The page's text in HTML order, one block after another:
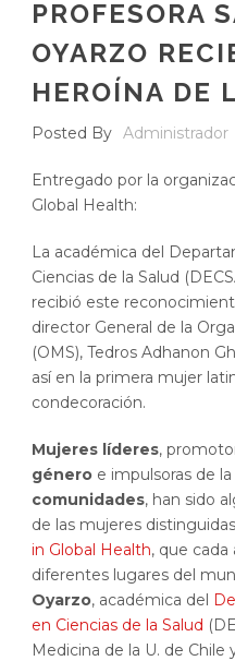
PROFESORA
OYARZO
HEROÍNA DE
Posted By Administrador
Entregado por la
Global Health:
La académica del
Ciencias de la Salud
recibió este
director General de la
(OMS), Tedros Adhanon
así en la primera mujer
condecoración.
Mujeres líderes,
género e impulsoras de la
comunidades, han sido
de las mujeres
in Global Health, que
diferentes lugares del
Oyarzo, académica del
en Ciencias de la Salud
Medicina de la U. de